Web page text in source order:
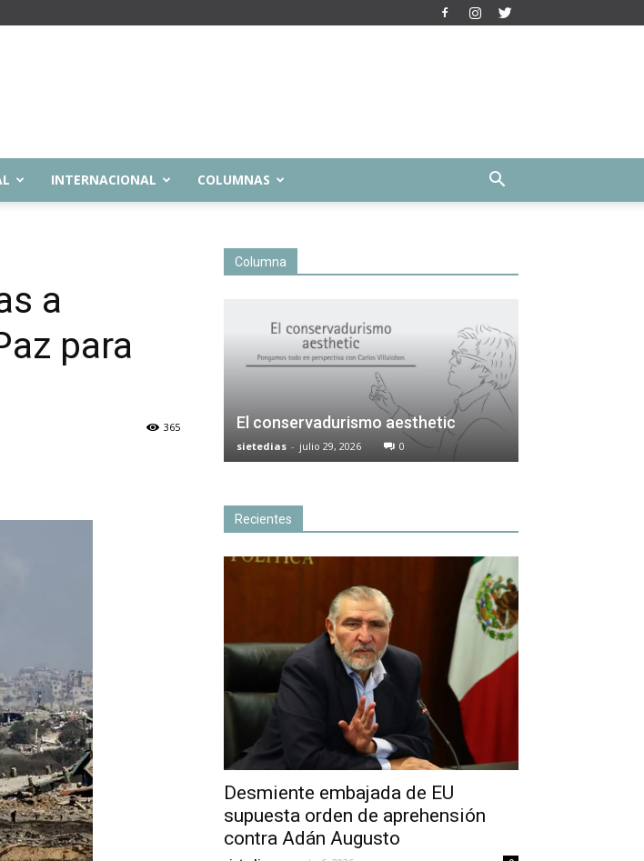
INTERNACIONAL COLUMNAS
a
para
365
Columna
El conservadurismo aesthetic
sietedias - julio 29, 2026 0
Recientes
Desmiente embajada de EU
supuesta orden de aprehensión
contra Adán Augusto